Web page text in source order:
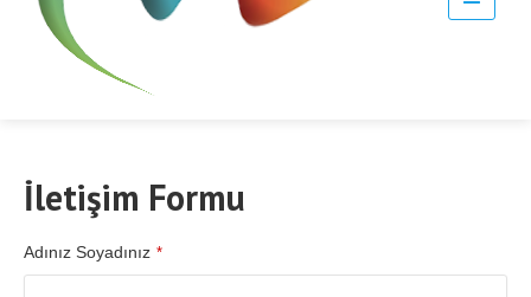
İletişim Formu
Adınız Soyadınız *